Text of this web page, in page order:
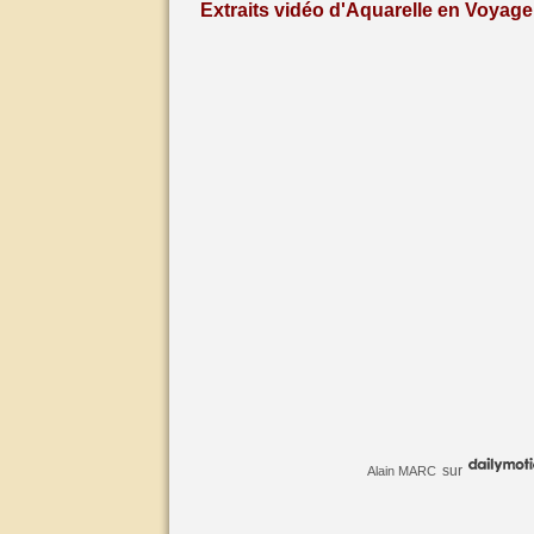
Extraits vidéo d'Aquarelle en
Alain MARC sur